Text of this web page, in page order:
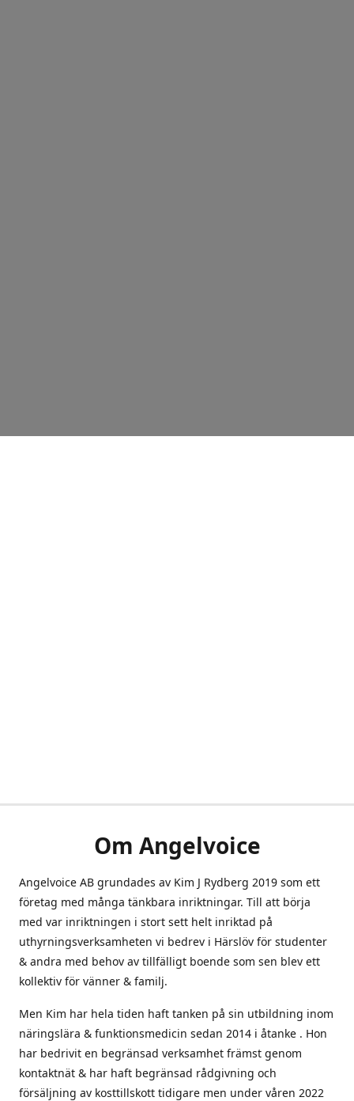
Om Angelvoice
Angelvoice AB grundades av Kim J Rydberg 2019 som ett
företag med många tänkbara inriktningar. Till att börja
med var inriktningen i stort sett helt inriktad på
uthyrningsverksamheten vi bedrev i Härslöv för studenter
& andra med behov av tillfälligt boende som sen blev ett
kollektiv för vänner & familj.
Men Kim har hela tiden haft tanken på sin utbildning inom
näringslära & funktionsmedicin sedan 2014 i åtanke . Hon
har bedrivit en begränsad verksamhet främst genom
kontaktnät & har haft begränsad rådgivning och
försäljning av kosttillskott tidigare men under våren 2022